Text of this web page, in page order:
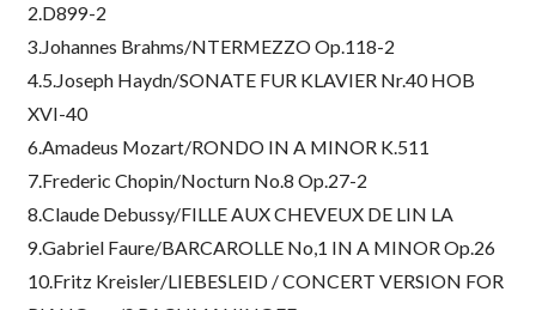
2.D899-2
3.Johannes Brahms/NTERMEZZO Op.118-2
4.5.Joseph Haydn/SONATE FUR KLAVIER Nr.40 HOB
XVI-40
6.Amadeus Mozart/RONDO IN A MINOR K.511
7.Frederic Chopin/Nocturn No.8 Op.27-2
8.Claude Debussy/FILLE AUX CHEVEUX DE LIN LA
9.Gabriel Faure/BARCAROLLE No,1 IN A MINOR Op.26
10.Fritz Kreisler/LIEBESLEID / CONCERT VERSION FOR